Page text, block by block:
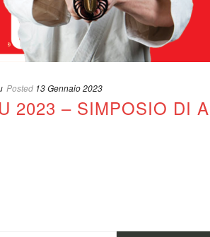
Posted 13 Gennaio 2023
2023 – SIMPOSIO DI